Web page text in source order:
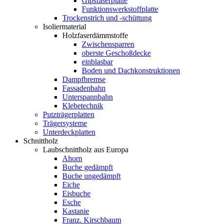
Funktionswerkstoffplatte
Trockenstrich und -schüttung
Isoliermaterial
Holzfaserdämmstoffe
Zwischensparren
oberste Geschoßdecke
einblasbar
Boden und Dachkonstruktionen
Dampfbremse
Fassadenbahn
Unterspannbahn
Klebetechnik
Putzträgerplatten
Trägersysteme
Unterdeckplatten
Schnittholz
Laubschnittholz aus Europa
Ahorn
Buche gedämpft
Buche ungedämpft
Eiche
Eisbuche
Esche
Kastanie
Franz. Kirschbaum